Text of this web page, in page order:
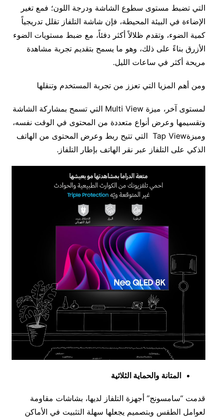
التي تضبط مستوى سطوع الشاشة ودرجة اللون؛ فمع تغير
الإضاءة في البيئة المحيطة، فإن شاشة التلفاز تقلل تدريجياً
كمية الضوء، وتقدم ظلالاً أكثر دفئاً، مع ضبط مستويات الضوء
الأزرق بناءً على ذلك، وهو ما يسمح بتقديم تجربة مشاهدة
مريحة أكثر في ساعات الليل.
ومن أهم المزيا التي تعزز من تجربة المستخدم وتنقلها
لمستوى آخر، ميزة Multi View التي تسمح بمشاركة الشاشة
وتقسيمها وعرض أنواع متعددة من المحتوى في الوقت نفسه،
وميزةTap View التي تتيح ربط وعرض المحتوى من الهاتف
الذكي على التلفاز عبر نقر الهاتف بإطار التلفاز.
المتانة والحماية الثلاثية
قدمت “سامسونج” أجهزة التلفاز لديها، بشاشات مقاومة
لعوامل الطقس وبتصميم يجعلها سهلة التثبيت في الأماكن